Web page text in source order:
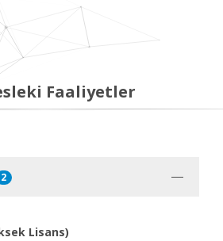
Faaliyetler
2
Lisans)